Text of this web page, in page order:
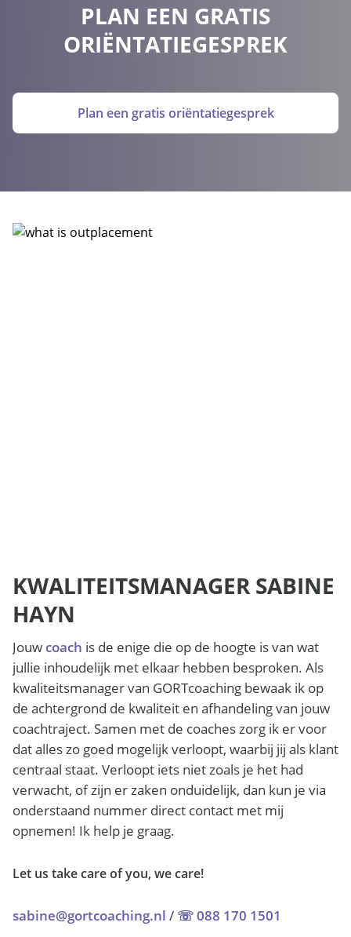
PLAN EEN GRATIS
ORIËNTATIEGESPREK
Plan een gratis oriëntatiegesprek
KWALITEITSMANAGER SABINE
HAYN
Jouw coach is de enige die op de hoogte is van wat
jullie inhoudelijk met elkaar hebben besproken. Als
kwaliteitsmanager van GORTcoaching bewaak ik op
de achtergrond de kwaliteit en afhandeling van jouw
coachtraject. Samen met de coaches zorg ik er voor
dat alles zo goed mogelijk verloopt, waarbij jij als klant
centraal staat. Verloopt iets niet zoals je het had
verwacht, of zijn er zaken onduidelijk, dan kun je via
onderstaand nummer direct contact met mij
opnemen! Ik help je graag.
Let us take care of you, we care!
sabine@gortcoaching.nl / ☏ 088 170 1501